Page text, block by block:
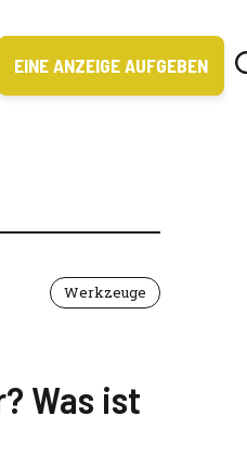
EINE ANZEIGE AUFGEBEN
Werkzeuge
Was ist